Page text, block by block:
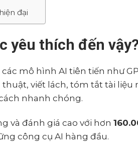
đại
yêu thích đến
mô hình AI tiên tiến như
viết lách, tóm tắt tài liệu
nhanh chóng.
và đánh giá cao với hơn
công cụ AI hàng đầu.